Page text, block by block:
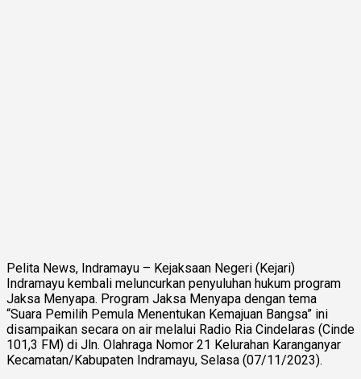
Pelita News, Indramayu – Kejaksaan Negeri (Kejari)
Indramayu kembali meluncurkan penyuluhan hukum program
Jaksa Menyapa. Program Jaksa Menyapa dengan tema
“Suara Pemilih Pemula Menentukan Kemajuan Bangsa” ini
disampaikan secara on air melalui Radio Ria Cindelaras (Cinde
101,3 FM) di Jln. Olahraga Nomor 21 Kelurahan Karanganyar
Kecamatan/Kabupaten Indramayu, Selasa (07/11/2023).